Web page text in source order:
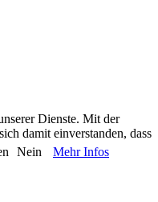
Dienste. Mit der
damit einverstanden, dass
Nein Mehr Infos